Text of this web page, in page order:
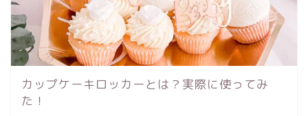
カップケーキロッカーとは？実際に使ってみ
た！